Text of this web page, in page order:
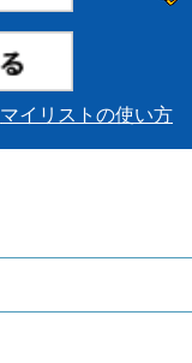
マイリストの使い方